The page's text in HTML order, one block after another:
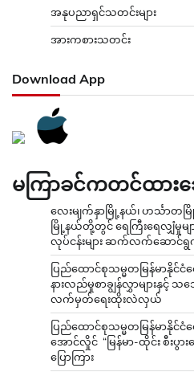
အနုပညာရှင်သတင်းများ
အားကစားသတင်း
Download App
မကြာခင်ကတင်ထား
လေးမျက်နှာမြို့နယ်၊ ဟင်္သာတ
မြို့နယ်တို့တွင် ရေကြီးရေလျှံမှု
လုပ်ငန်းများ ဆက်လက်ဆောင်
ပြည်ထောင်စုသမ္မတမြန်မာနိုင်
နားလည်မှုစာချွန်လွှာများနှင့် သ
လက်မှတ်ရေးထိုးလဲလှယ်
ပြည်ထောင်စုသမ္မတမြန်မာနိုင်ငံ
အောင်လှိုင် “မြန်မာ-ထိုင်း စီးပွ
ပြောကြား